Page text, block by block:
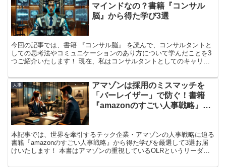
ら、寿人プロのエッセンスが少しでも皆さんに伝わると幸いです！
マインドなの？書籍『コンサル
脳』から得た学び3選
今回の記事では、書籍 『コンサル脳』 を読んで、コンサルタントと
しての思考法やコミュニケーションのあり方について学んだことを3
つご紹介いたします！ 現在、私はコンサルタントとしてのキャリア
ドになりきれていない」 と感じることが多くありました。具体的に
は、 クライアントに対して「何をすべきか？」を主体的に提案でき
ていない 小さなタスクに集中しすぎて、全体の構造を俯瞰する視点
が欠けている 成果を出すための最適な動きを、自分で考えていない
コンサルタントは 「価値を提供する」 ことが本質であり、単なる作
業者ではありません。 しかし、自分はまだ「言われたことをこなす
だけ」になってしまっており、本当の意味での 「クライアントの意
思決定を支援するプロフェッショナル」 にはなれていないのではな
いか？と感じていました。 そこで、コンサルタントの思考法を学ぶ
ために 本書を手に取りました。
人事
アマゾンは採用のミスマッチを
「バーレイザー」で防ぐ！書籍
『amazonのすごい人事戦略』か
本記事では、世界を牽引するテック企業・アマゾンの人事戦略に迫る
書籍『amazonのすごい人事戦略』から得た学びを厳選して3選お届
けいたします！ 本書はアマゾンの重視しているOLRというリーダー